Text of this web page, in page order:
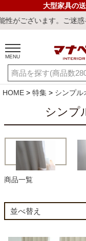
大型家具の
誠に申し訳ございませ
MENU
ご利用ガイド
店舗一覧
キーワード・商品番号
最短発送
HOME 特集 シンプル
シンプ
ドレープカーテン
商品一覧